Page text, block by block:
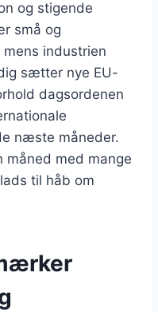
og stigende
små og
industrien
sætter nye EU-
dagsordenen
næste måneder.
måned med mange
til håb om